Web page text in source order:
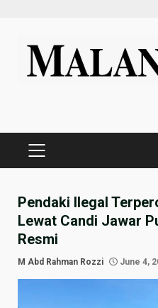
content
PRIMARY
Pendaki Ilegal
Lewat Candi Jawar
Resmi
M Abd Rahman Rozzi June 4,